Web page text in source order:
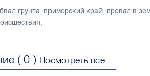
грунта, приморский край, провал в
,
(0 ) Посмотреть все